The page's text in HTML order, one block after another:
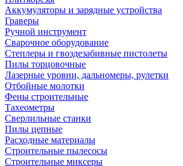
Аккумуляторы и зарядные устройства
Граверы
Ручной инструмент
Сварочное оборудование
Степлеры и гвоздезабивные пистолеты
Пилы торцовочные
Лазерные уровни, дальномеры, рулетки
Отбойные молотки
Фены строительные
Тахеометры
Сверлильные станки
Пилы цепные
Расходные материалы
Строительные пылесосы
Строительные миксеры